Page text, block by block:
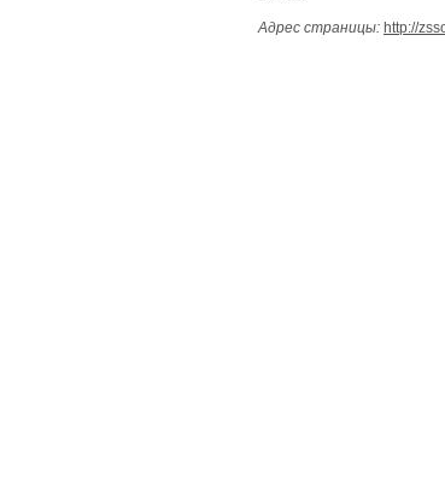
Адрес страницы: http://